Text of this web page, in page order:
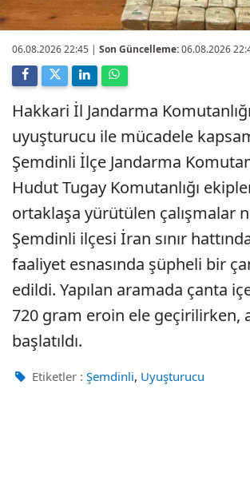
06.08.2026 22:45 | Son Güncelleme:06.08.2026
Hakkari İl Jandarma
uyuşturucu ile mücadele
Şemdinli İlçe Jandarma
Hudut Tugay Komutanlığı
ortaklaşa yürütülen çalışmalar
Şemdinli ilçesi İran sınır
faaliyet esnasında şüpheli bir
edildi. Yapılan aramada çanta
720 gram eroin ele geçirilirken,
başlatıldı.
Etiketler : Şemdinli, Uyuşturucu